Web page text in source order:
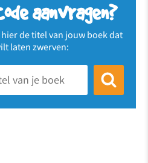
aanvragen?
hier de titel van jouw boek dat
laten zwerven: